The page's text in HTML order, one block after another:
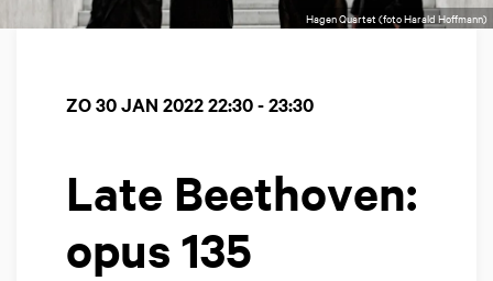
Hagen Quartet (foto Harald Hoffmann)
Late Beethoven:
opus 135
ZO 30 JAN 202222:30 - 23:30